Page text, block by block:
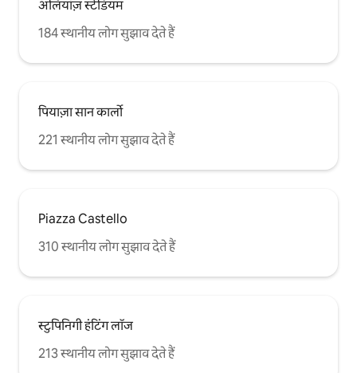
अलियांज़ स्टेडियम
184 स्थानीय लोग सुझाव देते हैं
पियाज़ा सान कार्लो
221 स्थानीय लोग सुझाव देते हैं
Piazza Castello
310 स्थानीय लोग सुझाव देते हैं
स्टुपिनिगी हंटिंग लॉज
213 स्थानीय लोग सुझाव देते हैं